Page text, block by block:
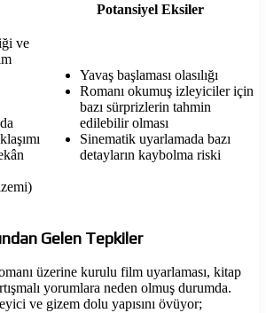
Potansiyel Eksiler
ve
Yavaş başlaması olasılığı
Romanı okumuş izleyiciler için
bazı sürprizlerin tahmin
edilebilir olması
Sinematik uyarlamada bazı
detayların kaybolma riski
Gelen Tepkiler
üzerine kurulu film uyarlaması, kitap
yorumlara neden olmuş durumda.
ve gizem dolu yapısını övüyor;